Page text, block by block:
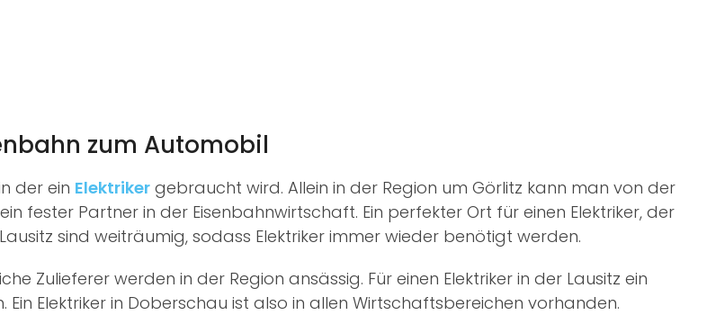
zum Automobil
der ein Elektriker gebraucht wird. Allein in der Region um Görlitz kann man von der
fester Partner in der Eisenbahnwirtschaft. Ein perfekter Ort für einen Elektriker, der
sind weiträumig, sodass Elektriker immer wieder benötigt werden.
Zulieferer werden in der Region ansässig. Für einen Elektriker in der Lausitz ein
Elektriker in Doberschau ist also in allen Wirtschaftsbereichen vorhanden.